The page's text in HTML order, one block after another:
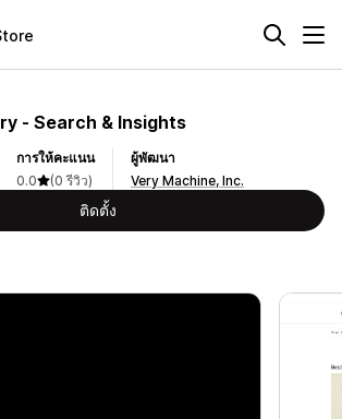
‑ Search & Insights
การให้คะแนน
0.0
(0 รีวิว)
ผู้พัฒนา
Very Machine, Inc.
ติดตั้ง